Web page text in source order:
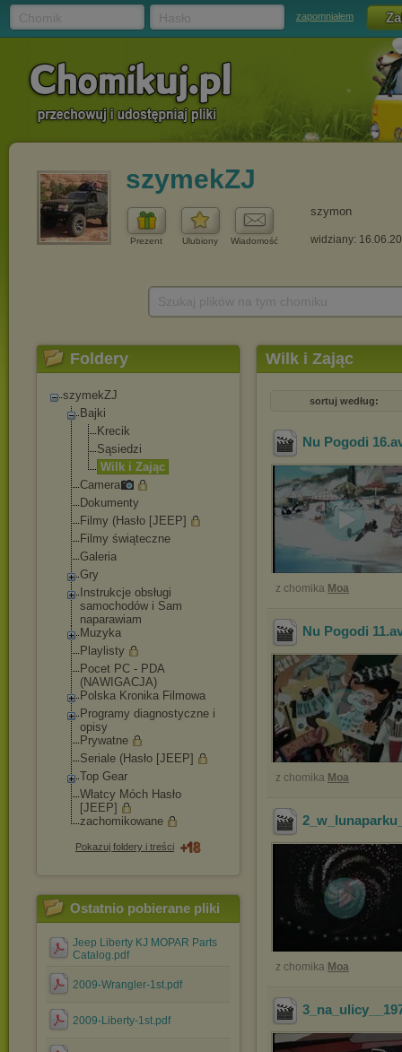
zapomniałem
szymekZJ
Prezent Ulubiony Wiadomość
szymon
widziany:
Foldery
szymekZJ
Bajki
Krecik
Sąsiedzi
Wilk i Zając
Camera
Dokumenty
Filmy (Hasło [JEEP]
Filmy świąteczne
Galeria
Gry
Instrukcje obsługi
samochodów i Sam
naparawiam
Muzyka
Playlisty
Pocet PC - PDA
(NAWIGACJA)
Polska Kronika Filmowa
Programy diagnostyczne i
opisy
Prywatne
Seriale (Hasło [JEEP]
Top Gear
Włatcy Móch Hasło
[JEEP]
zachomikowane
Pokazuj foldery i treści
Ostatnio pobierane pliki
Jeep Liberty KJ MOPAR Parts
Catalog.pdf
2009-Wrangler-1st.pdf
2009-Liberty-1st.pdf
Wilk i Zając
sortuj według:
Nu Pogodi 16
z chomika Moa
Nu Pogodi 11
z chomika Moa
z chomika Moa